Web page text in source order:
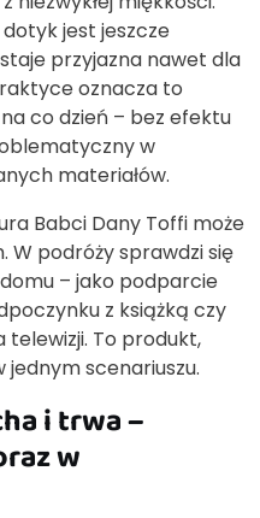
jest jeszcze
przyjazna nawet dla
oznacza to
co dzień – bez efektu
w
materiałów.
Babci Dany Toffi może
W podróży sprawdzi się
– jako podparcie
z książką czy
To produkt,
jednym scenariuszu.
i trwa –
w